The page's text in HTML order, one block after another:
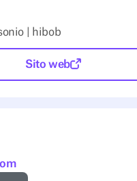
| hibob
Sito web